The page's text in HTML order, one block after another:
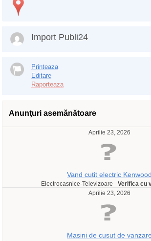
Import Publi24
Printeaza
Editare
Raporteaza
Anunţuri asemănătoare
Aprilie 23, 2026
Vand cutit electric Kenwood
Electrocasnice-Televizoare
Verifica cu
Aprilie 23, 2026
Masini de cusut de vanzare